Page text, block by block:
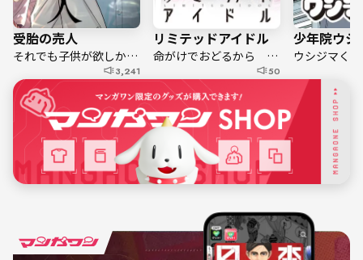
受胎の売人
それでも子供が欲しかった――
3,241
リミテッドアイドル
命がけでおどるから 私をみつけて
50
少年院ウシ